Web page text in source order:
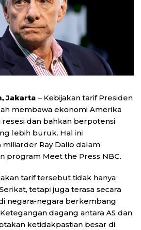
Jakarta – Kebijakan tarif Presiden
membawa ekonomi Amerika
dan bahkan berpotensi
lebih buruk. Hal ini
Ray Dalio dalam
program Meet the Press NBC.
tarif tersebut tidak hanya
tetapi juga terasa secara
negara-negara berkembang
dagang antara AS dan
ketidakpastian besar di